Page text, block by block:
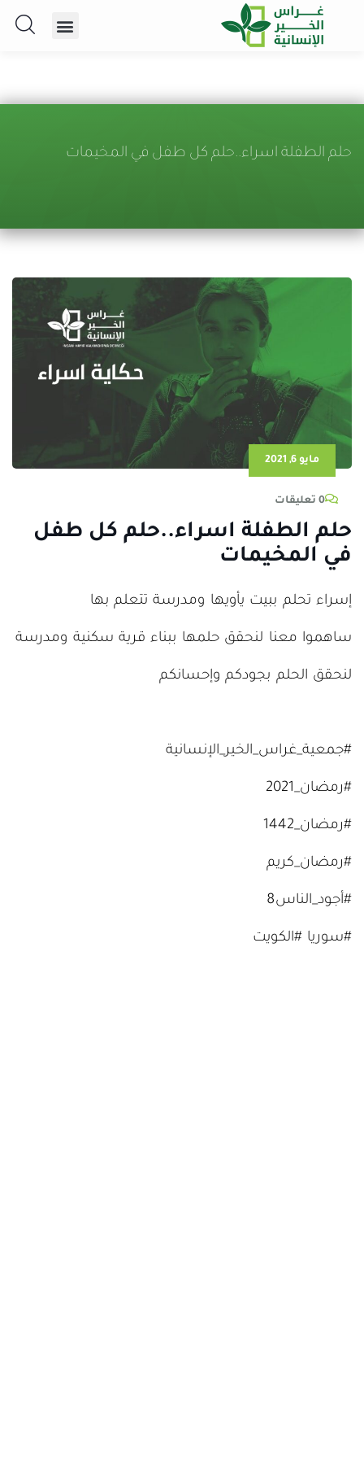
حلم الطفلة اسراء..حلم كل طفل في المخيمات
مايو 6, 2021
0 تعليقات
حلم الطفلة اسراء..حلم كل طفل
في المخيمات
إسراء تحلم ببيت يأويها ومدرسة تتعلم بها
ساهموا معنا لنحقق حلمها ببناء قرية سكنية ومدرسة
لنحقق الحلم بجودكم وإحسانكم
#جمعية_غراس_الخير_الإنسانية
#رمضان_2021
#رمضان_1442
#رمضان_كريم
#أجود_الناس8
#سوريا #الكويت